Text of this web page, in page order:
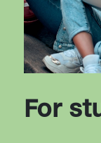
For